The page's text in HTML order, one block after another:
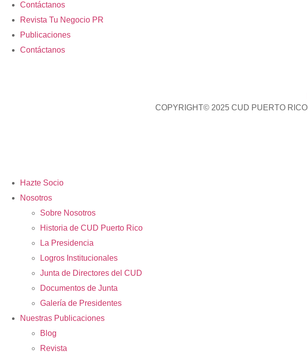
Contáctanos
Revista Tu Negocio PR
Publicaciones
Contáctanos
COPYRIGHT© 2025 CUD PUERTO RICO
Hazte Socio
Nosotros
Sobre Nosotros
Historia de CUD Puerto Rico
La Presidencia
Logros Institucionales
Junta de Directores del CUD
Documentos de Junta
Galería de Presidentes
Nuestras Publicaciones
Blog
Revista